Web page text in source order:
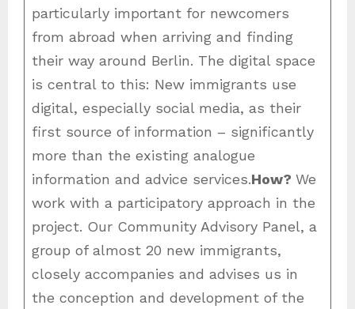
particularly important for newcomers
from abroad when arriving and finding
their way around Berlin. The digital space
is central to this: New immigrants use
digital, especially social media, as their
first source of information – significantly
more than the existing analogue
information and advice services.How? We
work with a participatory approach in the
project. Our Community Advisory Panel, a
group of almost 20 new immigrants,
closely accompanies and advises us in
the conception and development of the